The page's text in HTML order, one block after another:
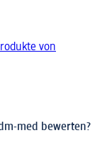
von
med bewerten?